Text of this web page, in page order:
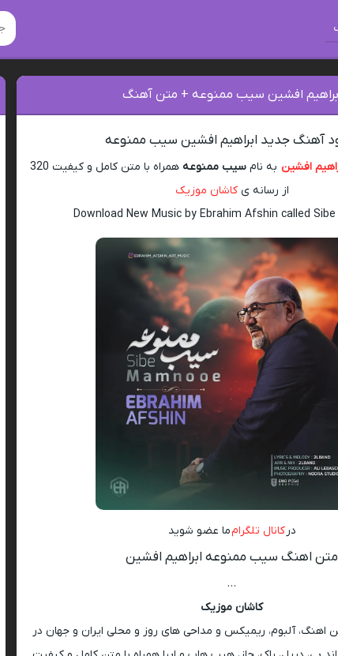
افشین سیب ممنوعه + متن آهنگ
آهنگ جدید ابراهیم افشین سیب ممنوعه
افشین به نام سیب ممنوعه
همراه با متن کامل و کیفیت 320
از رسانه یکاشان موزیک
Download New Music by Ebrahim Afshin called
در کانال تلگرامما عضو شوید
متن اهنگ سیب ممنوعه ابراهیم افشین
…
کاشان موزیک
اهنگ، آلبوم، ریمیکس و مداحی های روز و محلی ایران و جهان در